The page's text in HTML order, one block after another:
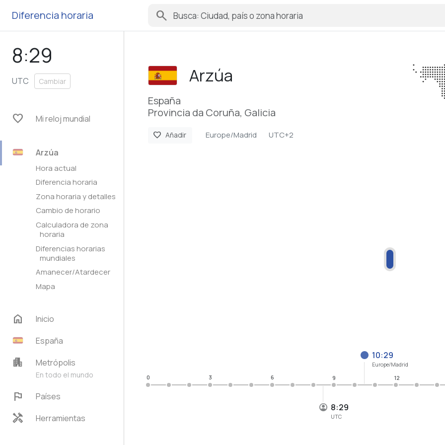
Diferencia horaria search
8:29
UTC Cambiar
favorite Mi reloj mundial
Arzúa
Hora actual
Diferencia horaria
Zona horaria y detalles
Cambio de horario
Calculadora de zona
horaria
Diferencias horarias
mundiales
Amanecer/Atardecer
Mapa
home
Inicio
España
apartment Metrópolis
En todo el mundo
flag Países
handyman Herramientas
Arzúa
España
Provincia da Coruña, Galicia
favorite Añadir Europe/Madrid UTC+2
8:29
UTC
10:29
Europe/Madrid
0 3 6 9 12